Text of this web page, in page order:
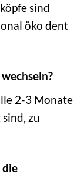
sind
öko dent
2-3 Monate
zu
die